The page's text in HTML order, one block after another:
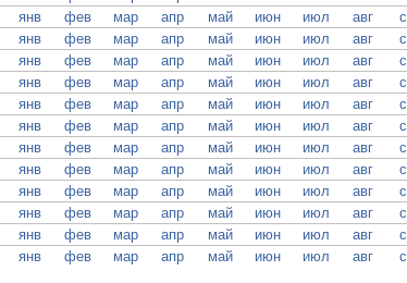
янв фев мар апр май июн июл авг
янв фев мар апр май июн июл авг
янв фев мар апр май июн июл авг
янв фев мар апр май июн июл авг
янв фев мар апр май июн июл авг
янв фев мар апр май июн июл авг
янв фев мар апр май июн июл авг
янв фев мар апр май июн июл авг
янв фев мар апр май июн июл авг
янв фев мар апр май июн июл авг
янв фев мар апр май июн июл авг
янв фев мар апр май июн июл авг